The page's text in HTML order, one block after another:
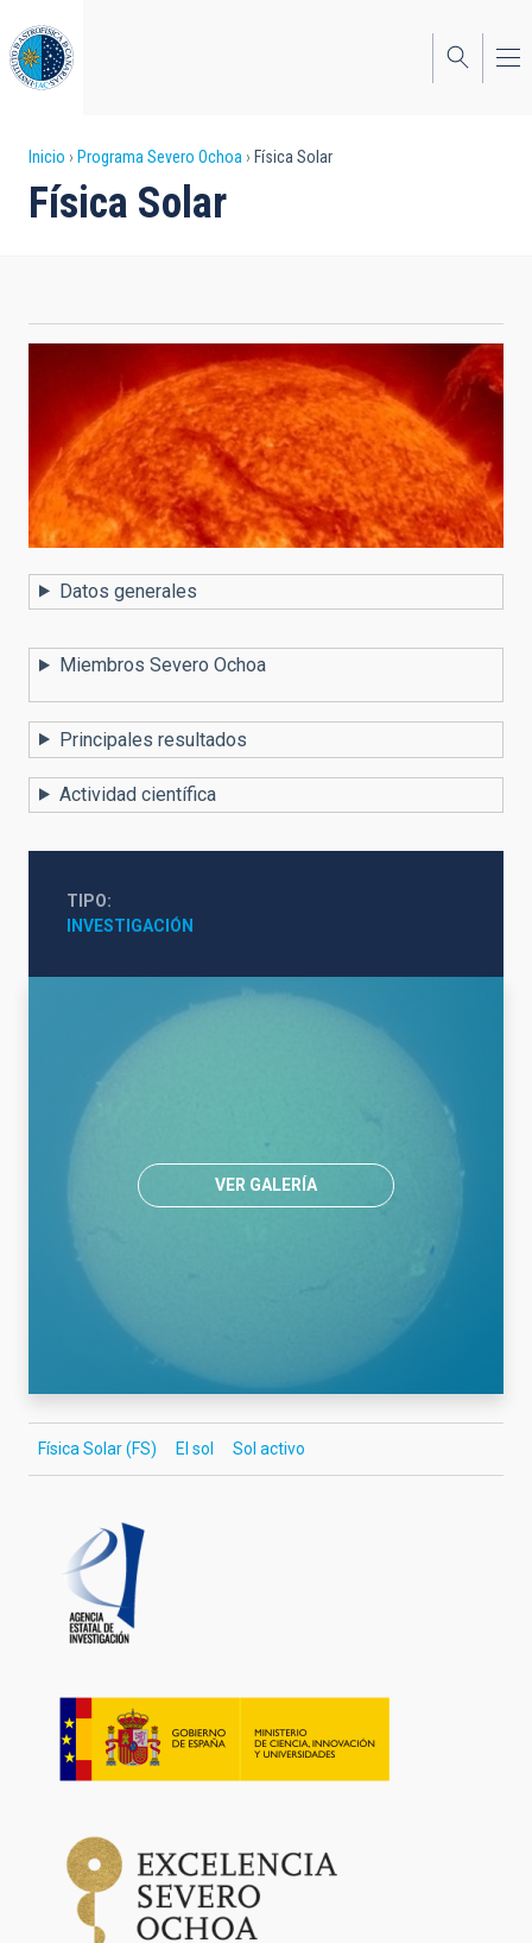
al
contenido
principal
Sobrescribir
enlaces
a
navegación
Inicio Programa Severo Ochoa Física Solar
Física Solar
Datos generales
Miembros Severo Ochoa
Principales resultados
Actividad científica
TIPO
INVESTIGACIÓN
VER GALERÍA
Física Solar (FS) El sol Sol activo